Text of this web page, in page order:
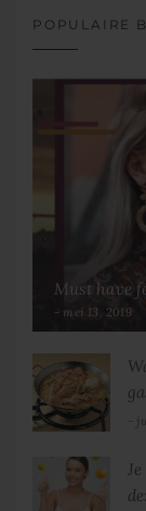
POPULAIRE
Must have
mei 13, 2019